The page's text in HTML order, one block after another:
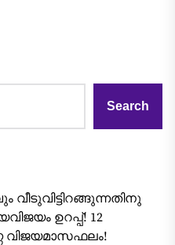
Search
വീടുവിട്ടിറങ്ങുന്നതിനു
ഉറപ്പ്! 12
വിജയമാസഫലം!